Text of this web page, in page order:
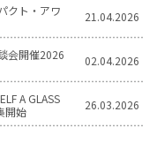
クト・アワ
21.04.2026
会開催2026
02.04.2026
A GLASS
開始
26.03.2026